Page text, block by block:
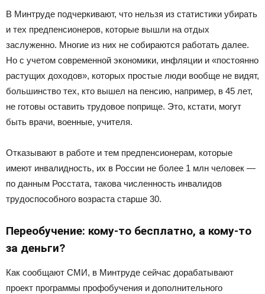
В Минтруде подчеркивают, что нельзя из статистики убирать
и тех предпенсионеров, которые вышли на отдых
заслуженно. Многие из них не собираются работать далее.
Но с учетом современной экономики, инфляции и «постоянно
растущих доходов», которых простые люди вообще не видят,
большинство тех, кто вышел на пенсию, например, в 45 лет,
не готовы оставить трудовое поприще. Это, кстати, могут
быть врачи, военные, учителя.
Отказывают в работе и тем предпенсионерам, которые
имеют инвалидность, их в России не более 1 млн человек —
по данным Росстата, такова численность инвалидов
трудоспособного возраста старше 30.
Переобучение: кому-то бесплатно, а кому-то
за деньги?
Как сообщают СМИ, в Минтруде сейчас дорабатывают
проект программы профобучения и дополнительного